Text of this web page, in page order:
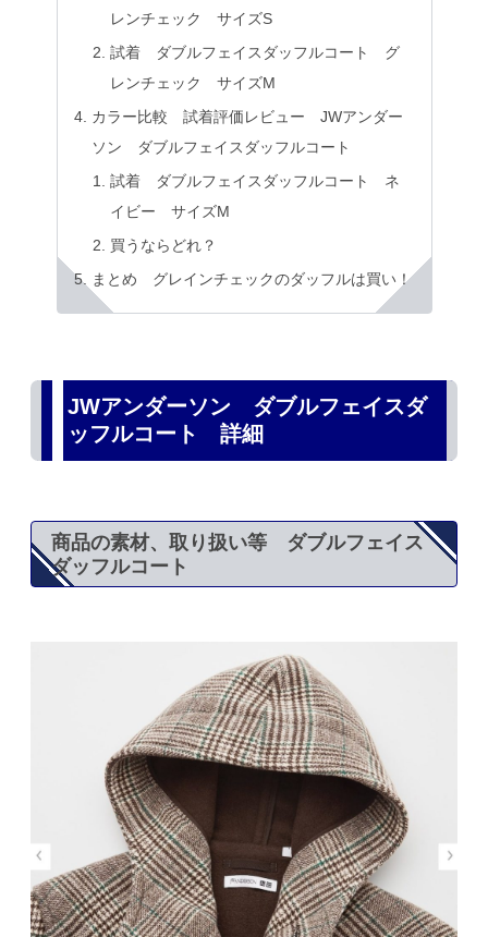
レンチェック サイズS
試着 ダブルフェイスダッフルコート グ
レンチェック サイズM
カラー比較 試着評価レビュー JWアンダー
ソン ダブルフェイスダッフルコート
試着 ダブルフェイスダッフルコート ネ
イビー サイズM
買うならどれ？
まとめ グレインチェックのダッフルは買い！
JWアンダーソン ダブルフェイスダ
ッフルコート 詳細
商品の素材、取り扱い等 ダブルフェイス
ダッフルコート